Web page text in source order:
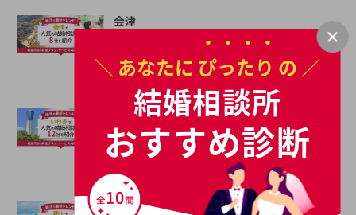
会津
会津に店舗を持つおすすめ結婚相談所8社を、口コ
ミ評判・料金・利用満足度・料金一覧・成婚率・会
員数など、様々な観点から徹底比較しました！会津
の平均初婚年齢は、男性が29.4歳、女性が27.5歳と
男女共に日本全国の平均初婚年齢と比べ低い。あな
たの年収や職業、ご希望に沿った理想の相手を会津
いわき
いわきに店舗を持つおすすめ結婚相談所12社を、口
コミ評判・料金・利用満足度・料金一覧・成婚率・
会員数など、様々な観点から徹底比較しました！い
わきの平均初婚年齢は、男性が29.4歳、女性が27.5
歳と男女共に日本全国の平均初婚年齢と比べ低い。
あなたの年収や職業、ご希望に沿った理想の相手を
続きを読む
郡山
＼ あなたに ぴったり の ／
結婚相談所
おすすめ診断